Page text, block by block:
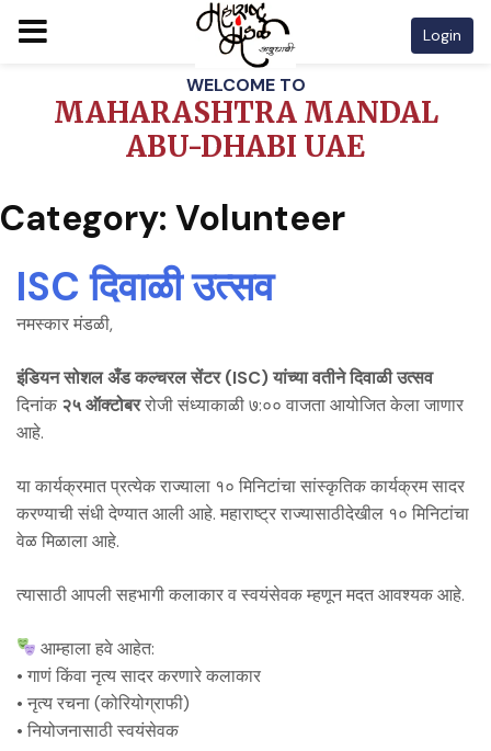
content
WELCOME TO
MAHARASHTRA MANDAL
ABU-DHABI UAE
Login
Category: Volunteer
ISC दिवाळी उत्सव
नमस्कार मंडळी,
इंडियन सोशल अँड कल्चरल सेंटर (ISC) यांच्या वतीने दिवाळी उत्सव
दिनांक २५ ऑक्टोबररोजी संध्याकाळी ७:०० वाजता आयोजित केला जाणार
आहे.
या कार्यक्रमात प्रत्येक राज्याला १० मिनिटांचा सांस्कृतिक कार्यक्रम सादर
करण्याची संधी देण्यात आली आहे. महाराष्ट्र राज्यासाठीदेखील १० मिनिटांचा
वेळ मिळाला आहे.
त्यासाठी आपली सहभागी कलाकार व स्वयंसेवक म्हणून मदत आवश्यक आहे.
आम्हाला हवे आहेत:
• गाणं किंवा नृत्य सादर करणारे कलाकार
• नृत्य रचना (कोरियोग्राफी)
• नियोजनासाठी स्वयंसेवक